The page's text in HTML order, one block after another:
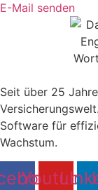
E-Mail senden
Seit über 25
Software für
Wachstum.
Youtube